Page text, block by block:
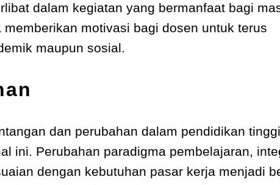
dalam kegiatan yang bermanfaat bagi
motivasi bagi dosen untuk terus
maupun sosial.
dan perubahan dalam pendidikan
ini. Perubahan paradigma pembelajaran,
dengan kebutuhan pasar kerja menjadi